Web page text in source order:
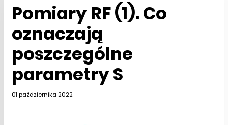
Pomiary RF (1). Co
oznaczają
poszczególne
parametry S
01 października 2022